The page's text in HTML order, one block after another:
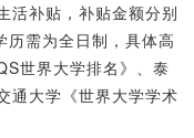
活补贴，补贴金额分别
需为全日制，具体高
世界大学排名》、泰
通大学《世界大学学术